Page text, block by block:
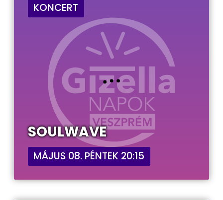
KONCERT
SOULWAVE
MÁJUS 08. PÉNTEK 20:15